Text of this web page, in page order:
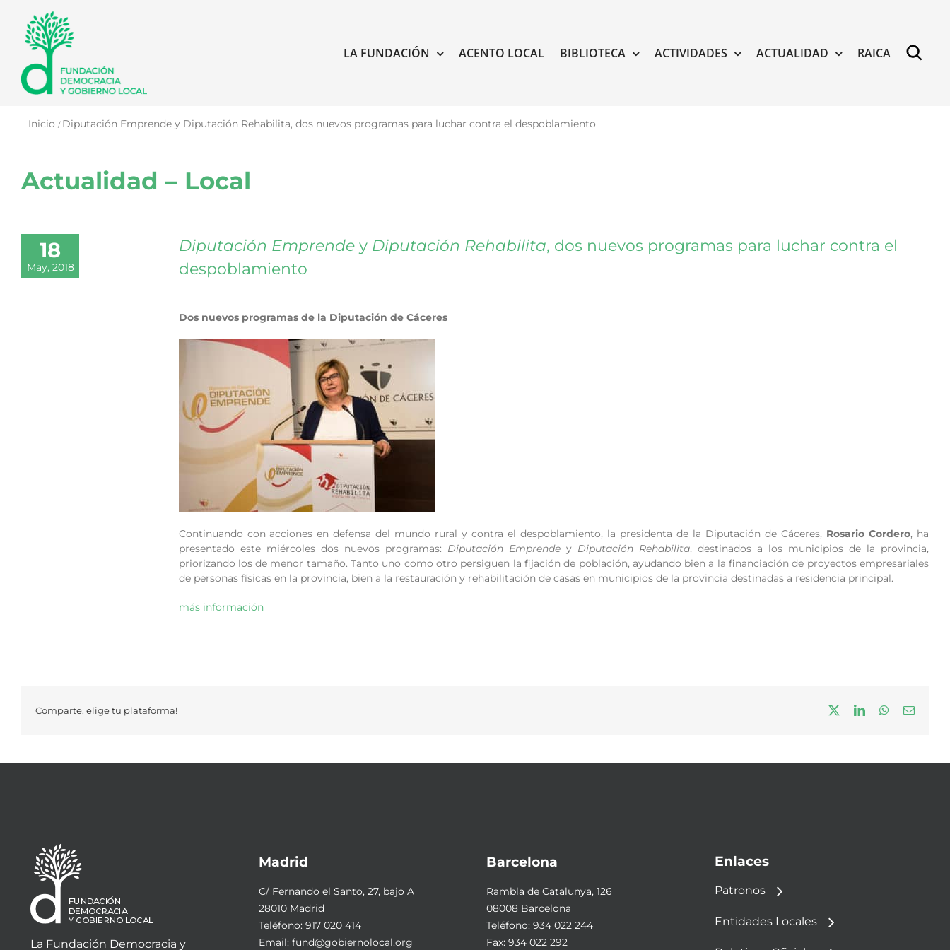
contenido
LA FUNDACIÓN ACENTO LOCAL BIBLIOTECA ACTIVIDADES ACTUALIDAD RAICA
Inicio Diputación Emprende y Diputación Rehabilita, dos nuevos programas para luchar contra el despoblamiento
Actualidad – Local
18
May, 2018
Diputación Emprendey Diputación Rehabilita, dos nuevos programas para luchar contra el
despoblamiento
Dos nuevos programas de la Diputación de Cáceres
Continuando con acciones en defensa del mundo rural y contra el despoblamiento, la presidenta de la Diputación de Cáceres, Rosario Cordero, ha
presentado este miércoles dos nuevos programas: Diputación Emprendey Diputación Rehabilita, destinados a los municipios de la provincia,
priorizando los de menor tamaño. Tanto uno como otro persiguen la fijación de población, ayudando bien a la financiación de proyectos empresariales
de personas físicas en la provincia, bien a la restauración y rehabilitación de casas en municipios de la provincia destinadas a residencia principal.
más información
Comparte, elige tu plataforma! LinkedInWhatsApp
Correo
La Fundación Democracia y
Madrid
C/ Fernando el Santo, 27, bajo A
28010 Madrid
Teléfono: 917 020 414
Email: fund@gobiernolocal.org
Barcelona
Rambla de Catalunya, 126
08008 Barcelona
Teléfono: 934 022 244
Fax: 934 022 292
Enlaces
Patronos
Entidades Locales